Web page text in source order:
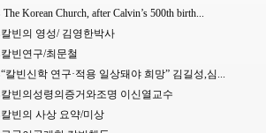
The Korean Church, after Calvin’s 500th birth...
칼빈의 영성/ 김영한박사
칼빈연구/최문철
“칼빈신학 연구·적용 일상돼야 희망” 김길성,심...
칼빈의성령의증거와조명 이신열교수
칼빈의 사상 요약/미상